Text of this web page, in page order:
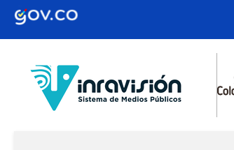
Pasar al contenido principal